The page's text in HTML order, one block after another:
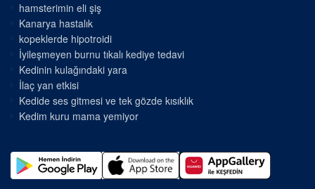
hamsterimin eli şiş
Kanarya hastalık
kopeklerde hipotroidi
İyileşmeyen burnu tıkalı kediye tedavi
Kedinin kulağındaki yara
İlaç yan etkisi
Kedide ses gitmesi ve tek gözde kısıklık
Kedim kuru mama yemiyor